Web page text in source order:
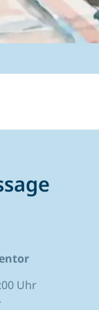
Uhr